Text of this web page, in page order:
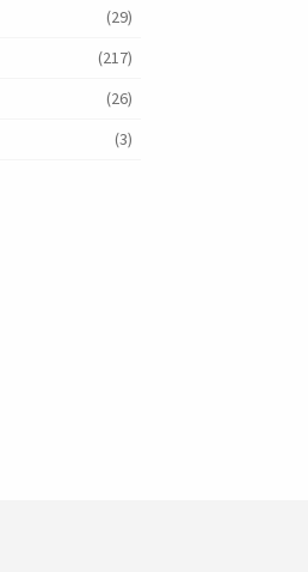
(29)
(217)
(26)
(3)